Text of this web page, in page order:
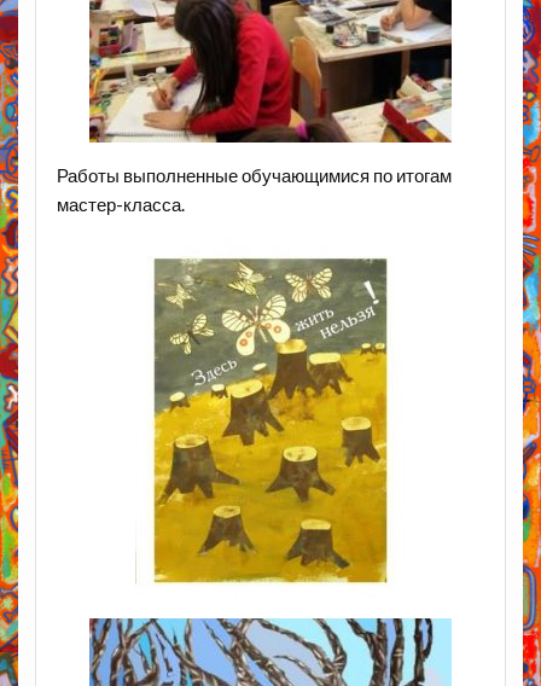
Работы выполненные обучающимися по итогам
мастер-класса.